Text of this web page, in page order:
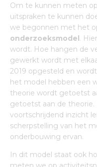
Om te kunnen meten
uitspraken te kunnen
we begonnen met het
onderzoeksmodel.
wordt. Hoe hangen de
gewerkt wordt met
2019 opgesteld en
het model hebben een
theorie wordt getoetst
getoetst aan de theorie.
voortschrijdend inzicht
scherpstelling van het
onderbouwing ervan.
In dit model staat ook